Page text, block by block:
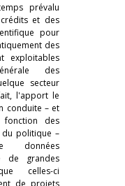
prévalu
et des
pour
des
exploitables
des
secteur
l'apport le
conduite – et
des
politique –
données
de grandes
celles-ci
de projets